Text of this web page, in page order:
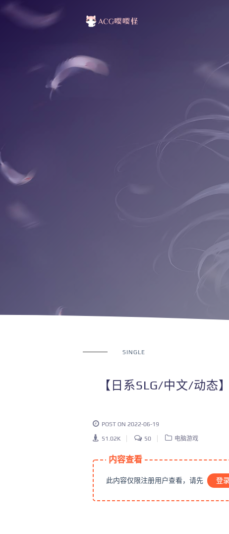
SINGLE
【日系SLG/中文/动态
POST ON 2022-06-19
51.02K 50 电脑游戏
内容查看
此内容仅限注册用户查看，请先 登